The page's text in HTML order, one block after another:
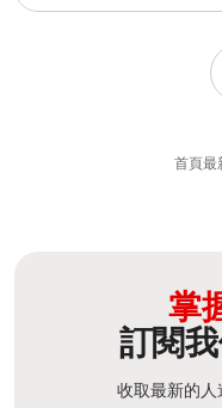
首頁最
掌
訂閱
收取最新的人